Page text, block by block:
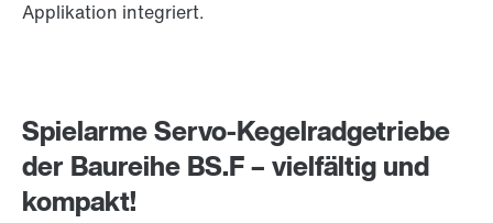
Spielarme Servo-Kegelradgetriebe
der Baureihe BS.F – vielfältig und
kompakt!
Applikation integriert.